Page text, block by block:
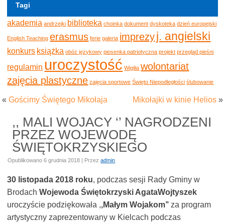
Tagi
akademia andrzejki biblioteka choinka dokument dyskoteka dzień europejski
English Teaching erasmus ferie galeria imprezyj. angielski
konkurs książka obóz językowy piosenka patriotyczna projekt przegląd pieśni
regulamin uroczystość Wigilia wolontariat
zajęcia plastyczne zajęcia sportowe Święto Niepodległości ślubowanie
«Gościmy Świętego Mikołaja Mikołajki w kinie Helios»
,, MALI WOJACY ‘’ NAGRODZENI
PRZEZ WOJEWODĘ
ŚWIĘTOKRZYSKIEGO
Opublikowano 6 grudnia 2018 | Przez admin
30 listopada 2018 roku, podczas sesji Rady Gminy w
BrodachWojewoda Świętokrzyski AgataWojtyszek
uroczyście podziękowała ,,Małym Wojakom’’ za program
artystyczny zaprezentowany w Kielcach podczas